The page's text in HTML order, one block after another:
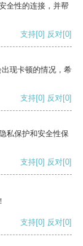
全性的连接，并帮
支持[0] 反对[0]
现卡顿的情况，希
支持[0] 反对[0]
私保护和安全性保
支持[0] 反对[0]
支持[0] 反对[0]